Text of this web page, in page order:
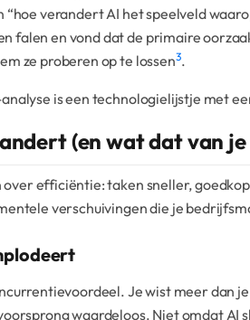
“hoe verandert AI het speelveld
falen en vond dat de primaire
ze proberen op te lossen3.
is een technologielijstje met
(en wat dat van
efficiëntie: taken sneller,
verschuivingen die je
Je wist meer dan
waardeloos. Niet omdat AI